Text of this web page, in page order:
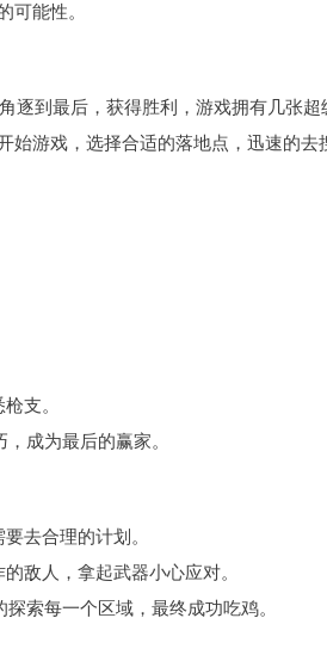
可能性。
逐到最后，获得胜利，游戏拥有几张
始游戏，选择合适的落地点，迅速的去
支。
成为最后的赢家。
去合理的计划。
敌人，拿起武器小心应对。
索每一个区域，最终成功吃鸡。